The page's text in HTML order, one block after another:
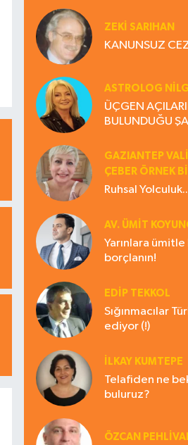
ZEKI SARIHAN
KANUNSUZ
ASTROLOG
ÜÇGEN
BULUNDUĞU
GAZIANTEP
ÇEBER ÖRNEK
Ruhsal
AV. ÜMIT
Yarınlara
borçlanın!
EDIP TEKKOL
Sığınmacılar
ediyor (!)
İLKAY KUMTEPE
Telafiden ne
buluruz?
ÖZCAN